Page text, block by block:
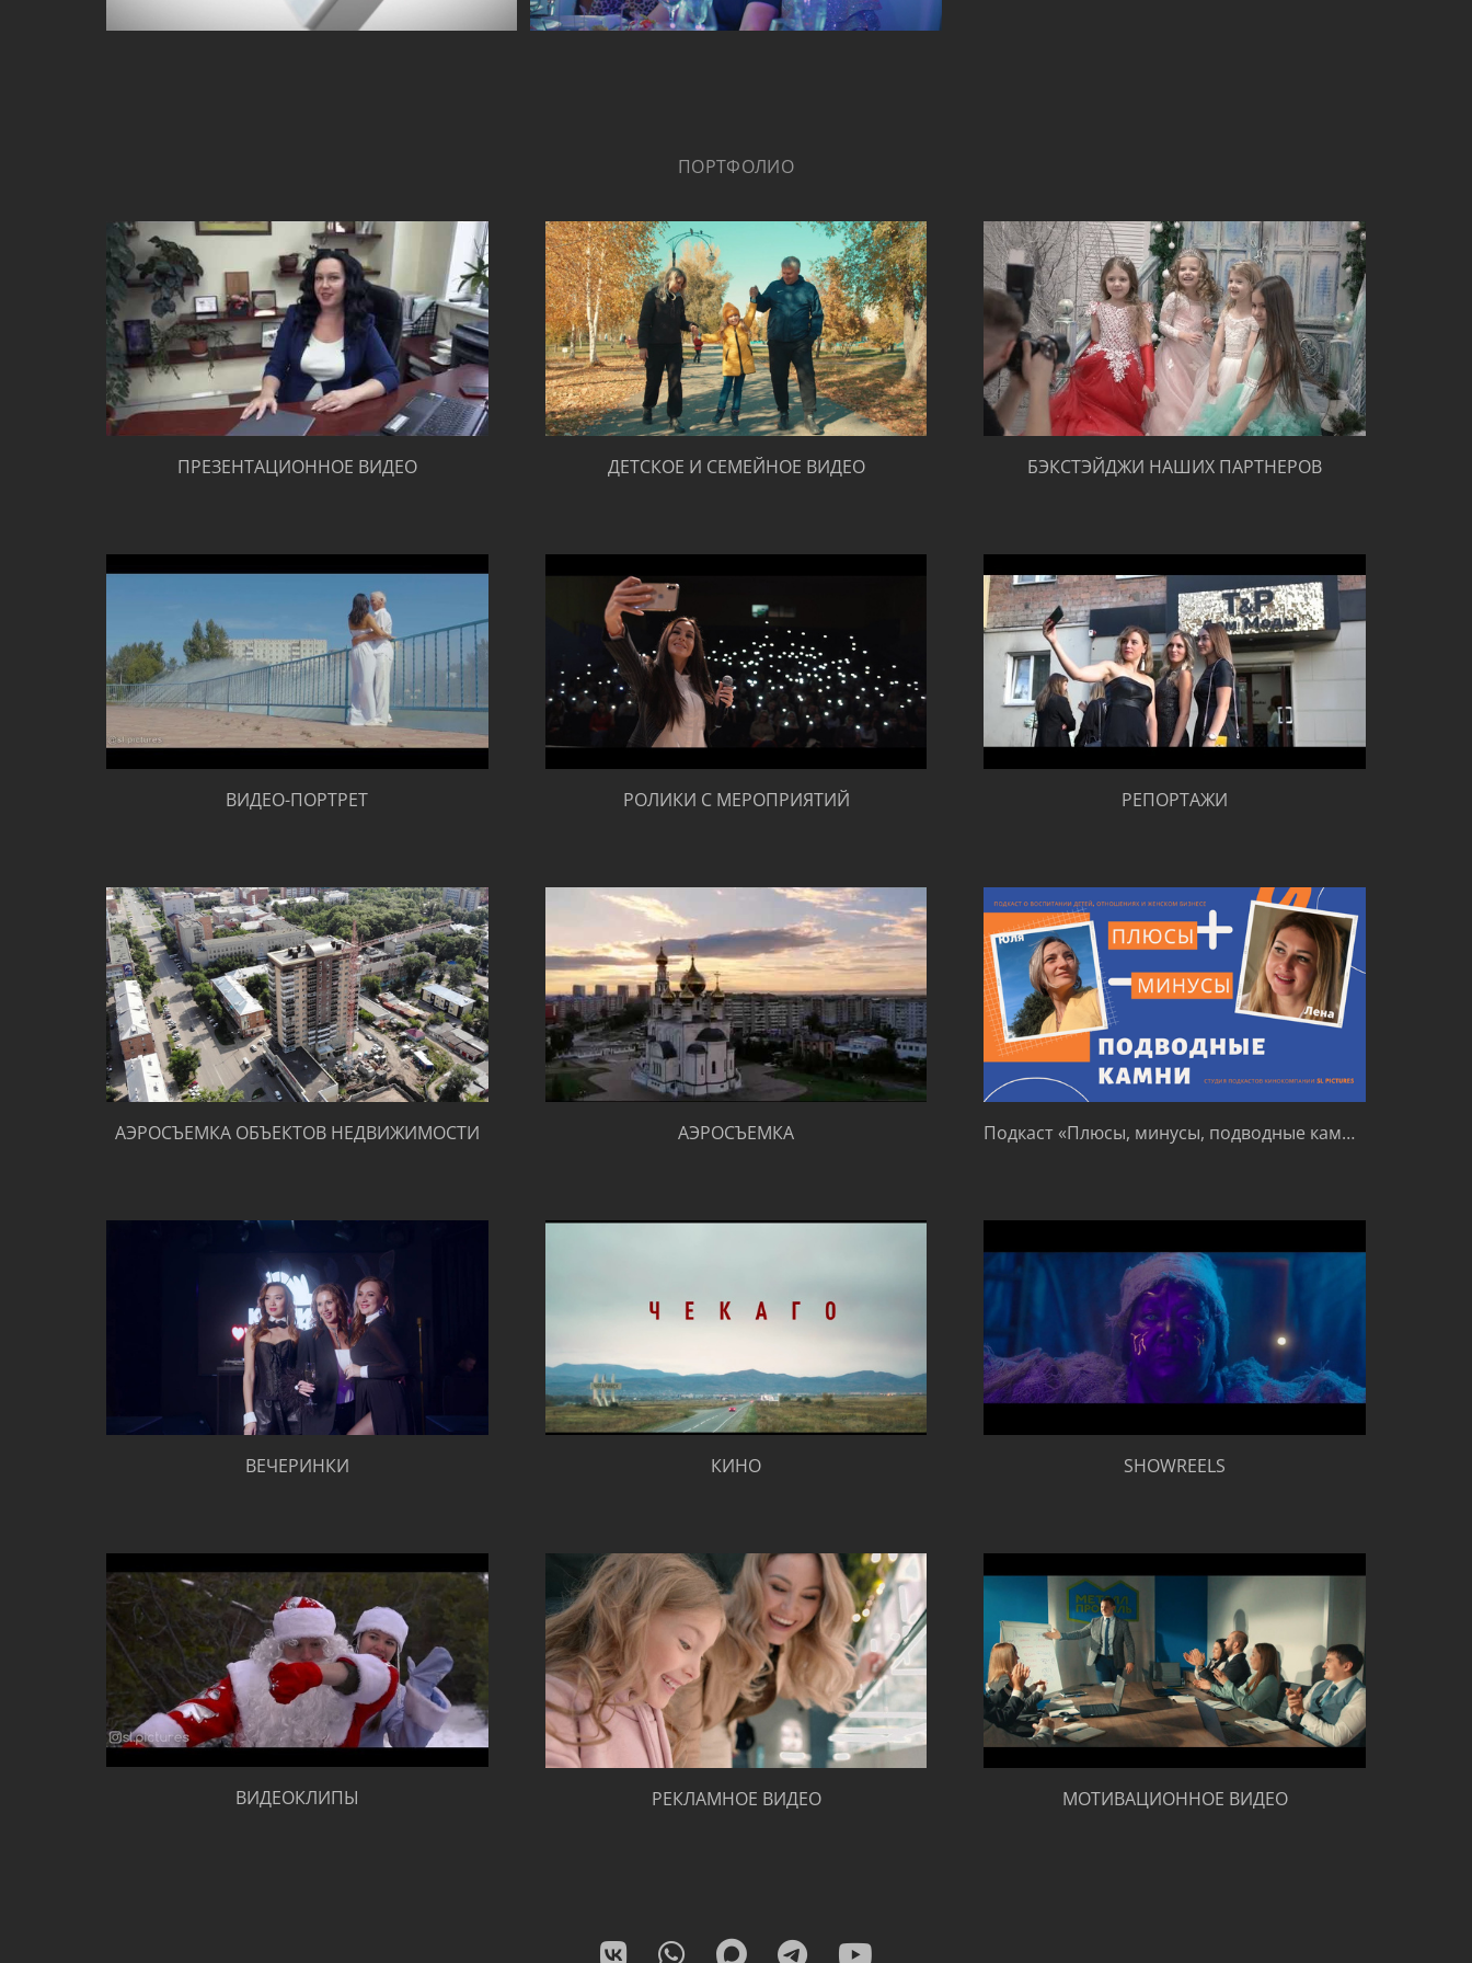
ПОРТФОЛИО
ПРЕЗЕНТАЦИОННОЕ ВИДЕО ДЕТСКОЕ И СЕМЕЙНОЕ ВИДЕО БЭКСТЭЙДЖИ НАШИХ ПАРТНЕРОВ
ВИДЕО-ПОРТРЕТ РОЛИКИ С МЕРОПРИЯТИЙ РЕПОРТАЖИ
АЭРОСЪЕМКА ОБЪЕКТОВ НЕДВИЖИМОСТИ АЭРОСЪЕМКА Подкаст «Плюсы, минусы, подводные камни»
ВЕЧЕРИНКИ КИНО SHOWREELS
ВИДЕОКЛИПЫ РЕКЛАМНОЕ ВИДЕО МОТИВАЦИОННОЕ ВИДЕО